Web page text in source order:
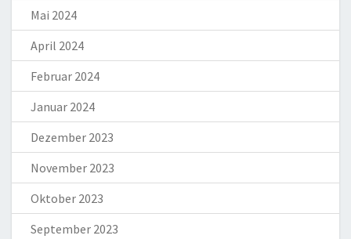
Mai 2024
April 2024
Februar 2024
Januar 2024
Dezember 2023
November 2023
Oktober 2023
September 2023